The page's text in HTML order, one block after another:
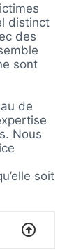
distinct
des
sont
de
Nous
soit